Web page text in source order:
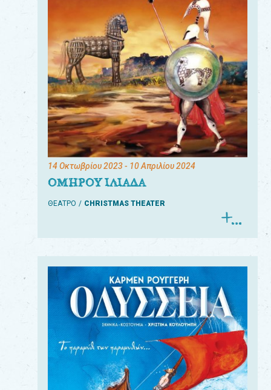
14 Οκτωβρίου 2023- 10 Απριλίου 2024
ΟΜΗΡΟΥ ΙΛΙΑΔΑ
ΘΕΑΤΡΟ CHRISTMAS THEATER